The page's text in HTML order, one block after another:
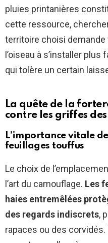
pluies printanières
cette ressource,
territoire choisi demande
l’oiseau à s’installer
qui tolère un certain
La quête de la
contre les griffes
L’importance vitale
feuillages touffus
Le choix de
l’art du camouflage. Les
haies entremêlées
des regards indiscrets,
rapaces ou des